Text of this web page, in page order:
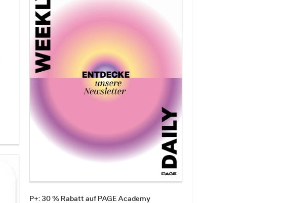
P+: 30 % Rabatt auf PAGE Academy